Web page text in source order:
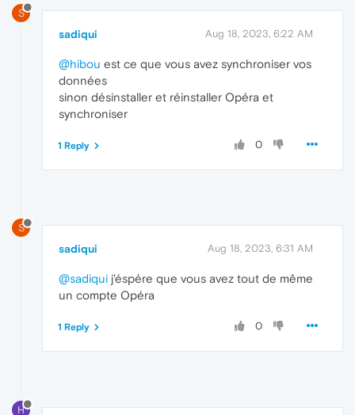
S
sadiqui Aug 18, 2023, 6:22 AM
@hibou est ce que vous avez synchroniser vos
données
sinon désinstaller et réinstaller Opéra et
synchroniser
0
1 Reply
S
sadiqui Aug 18, 2023, 6:31 AM
@sadiqui j'éspére que vous avez tout de même
un compte Opéra
0
1 Reply
H